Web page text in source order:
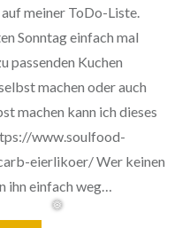
meiner ToDo-Liste.
Sonntag einfach mal
passenden Kuchen
machen oder auch
machen kann ich dieses
www.soulfood-
eierlikoer/ Wer keinen
einfach weg…